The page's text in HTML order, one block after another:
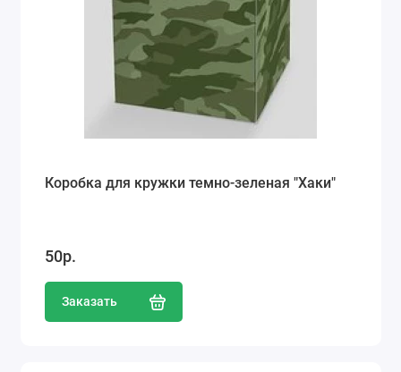
Коробка для кружки темно-зеленая "Хаки"
50р.
Заказать